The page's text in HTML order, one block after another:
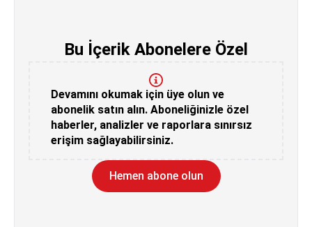
Bu İçerik Abonelere Özel
Devamını okumak için üye olun ve
abonelik satın alın. Aboneliğinizle özel
haberler, analizler ve raporlara sınırsız
erişim sağlayabilirsiniz.
Hemen abone olun